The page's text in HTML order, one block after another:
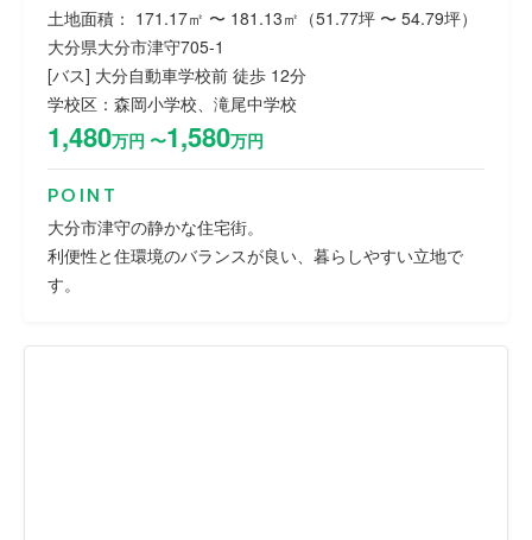
土地面積： 171.17㎡ 〜 181.13㎡（51.77坪 〜 54.79坪）
大分県大分市津守705-1
[バス] 大分自動車学校前 徒歩 12分
学校区：森岡小学校、滝尾中学校
1,480万円 〜1,580万円
POINT
大分市津守の静かな住宅街。
利便性と住環境のバランスが良い、暮らしやすい立地で
す。